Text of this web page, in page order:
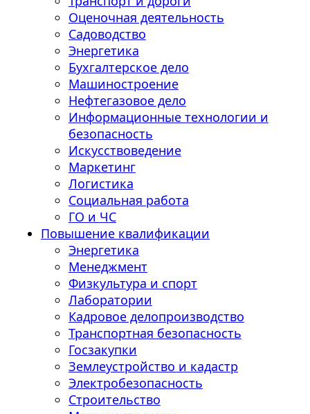
Оценочная деятельность
Садоводство
Энергетика
Бухгалтерское дело
Машиностроение
Нефтегазовое дело
Информационные технологии и
безопасность
Искусствоведение
Маркетинг
Логистика
Социальная работа
ГО и ЧС
Повышение квалификации
Энергетика
Менеджмент
Физкультура и спорт
Лаборатории
Кадровое делопроизводство
Транспортная безопасность
Госзакупки
Землеустройство и кадастр
Электробезопасность
Строительство